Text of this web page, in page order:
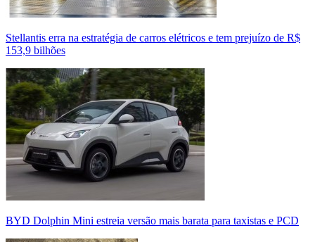
Stellantis erra na estratégia de carros elétricos e tem prejuízo de R$
153,9 bilhões
BYD Dolphin Mini estreia versão mais barata para taxistas e PCD